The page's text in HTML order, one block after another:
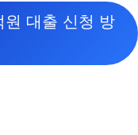
원 대출 신청 방